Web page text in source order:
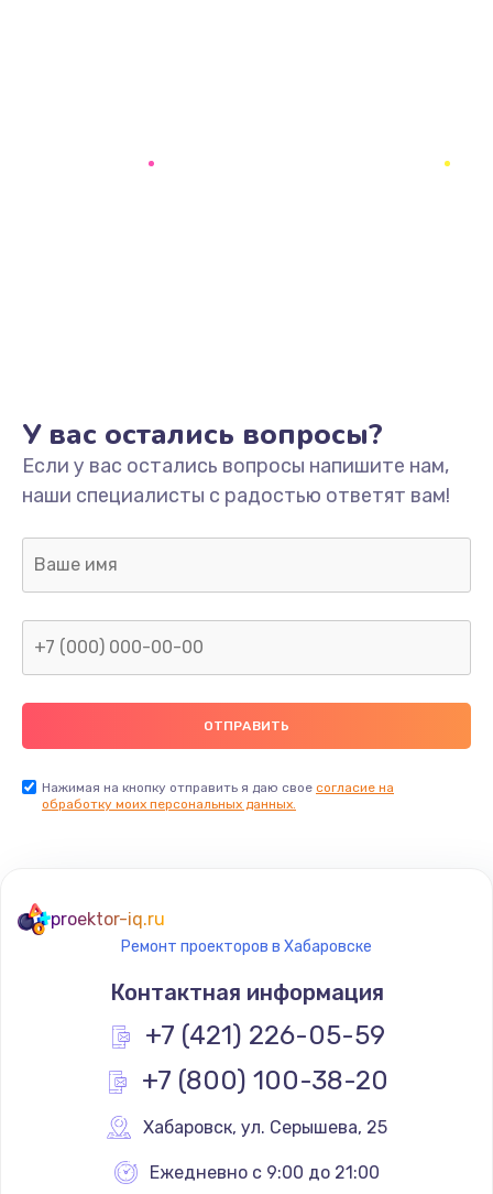
У вас остались вопросы?
Если у вас остались вопросы напишите нам,
наши специалисты с радостью ответят вам!
Нажимая на кнопку отправить я даю свое согласие на
обработку моих персональных данных.
proektor-iq.ru
Ремонт проекторов в Хабаровске
Контактная информация
+7 (421) 226-05-59
+7 (800) 100-38-20
Хабаровск, ул. Серышева, 25
Ежедневно с 9:00 до 21:00